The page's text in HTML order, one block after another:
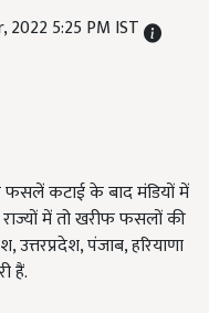
5:25 PM IST
कटाई के बाद मंडियों में
में तो खरीफ फसलों की
पंजाब, हरियाणा
हैं.